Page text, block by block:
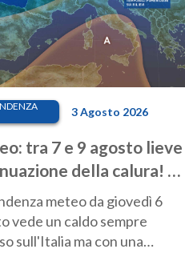
3 Agosto 2026
tra 7 e 9 agosto lieve
della calura! Al
rischio temporali
meteo da giovedì 6
vede un caldo sempre
sull'Italia ma con una